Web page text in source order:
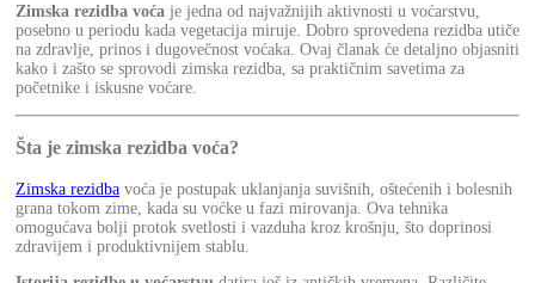
Zimska rezidba voća je jedna od najvažnijih aktivnosti u voćarstvu,
posebno u periodu kada vegetacija miruje. Dobro sprovedena rezidba utiče
na zdravlje, prinos i dugovečnost voćaka. Ovaj članak će detaljno objasniti
kako i zašto se sprovodi zimska rezidba, sa praktičnim savetima za
početnike i iskusne voćare.
Šta je zimska rezidba voća?
Zimska rezidba voća je postupak uklanjanja suvišnih, oštećenih i bolesnih
grana tokom zime, kada su voćke u fazi mirovanja. Ova tehnika
omogućava bolji protok svetlosti i vazduha kroz krošnju, što doprinosi
zdravijem i produktivnijem stablu.